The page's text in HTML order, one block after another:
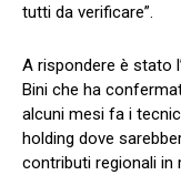
tutti da verificare”.
A rispondere è stato
Bini che ha
alcuni mesi fa i
holding dove
contributi regionali in